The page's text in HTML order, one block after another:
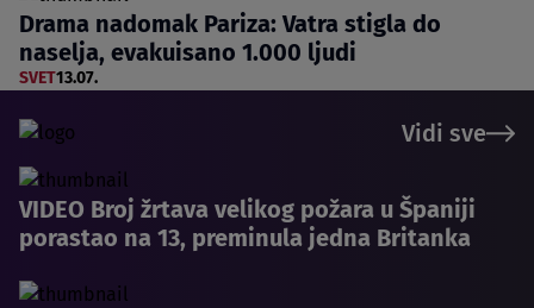
Drama nadomak Pariza: Vatra stigla do
naselja, evakuisano 1.000 ljudi
SVET13.07.
Vidi sve
VIDEO Broj žrtava velikog požara u Španiji
porastao na 13, preminula jedna Britanka